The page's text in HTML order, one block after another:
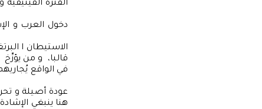
قالبا، و من
في الواقع
هنا ينبغي